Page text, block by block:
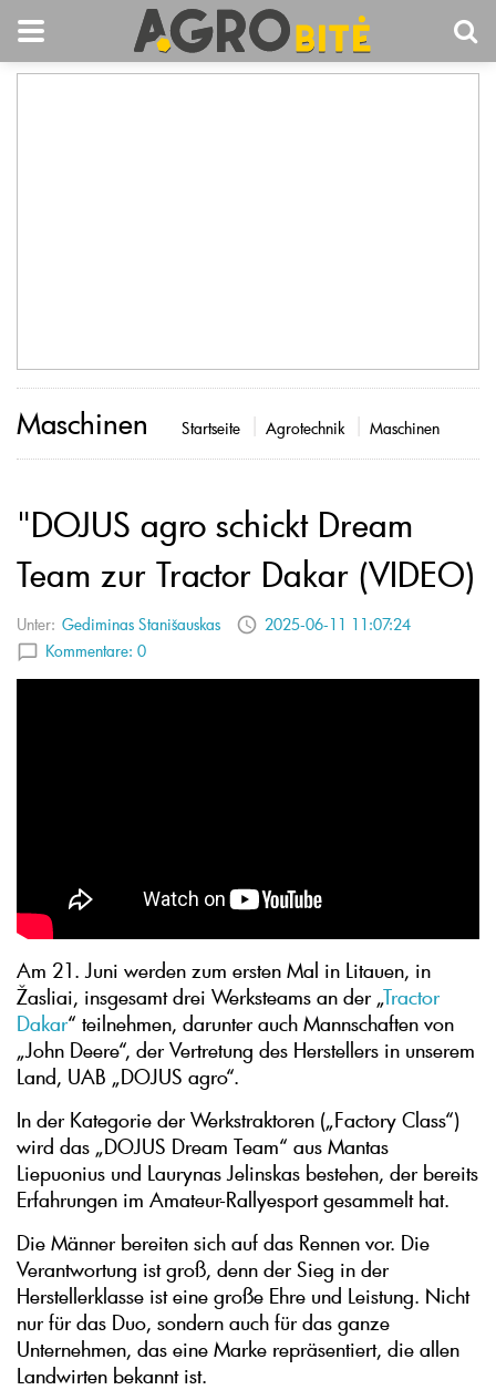
Maschinen Startseite Agrotechnik Maschinen
"DOJUS agro schickt Dream
Team zur Tractor Dakar (VIDEO)
Unter: Gediminas Stanišauskas
2025-06-11 11:07:24
Kommentare: 0
Am 21. Juni werden zum ersten Mal in Litauen, in
Žasliai, insgesamt drei Werksteams an der „Tractor
Dakar“ teilnehmen, darunter auch Mannschaften von
„John Deere“, der Vertretung des Herstellers in unserem
Land, UAB „DOJUS agro“.
In der Kategorie der Werkstraktoren („Factory Class“)
wird das „DOJUS Dream Team“ aus Mantas
Liepuonius und Laurynas Jelinskas bestehen, der bereits
Erfahrungen im Amateur-Rallyesport gesammelt hat.
Die Männer bereiten sich auf das Rennen vor. Die
Verantwortung ist groß, denn der Sieg in der
Herstellerklasse ist eine große Ehre und Leistung. Nicht
nur für das Duo, sondern auch für das ganze
Unternehmen, das eine Marke repräsentiert, die allen
Landwirten bekannt ist.